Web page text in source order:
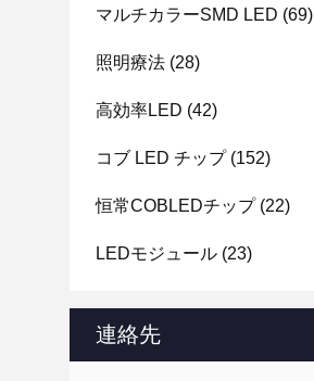
マルチカラーSMD LED (69)
照明療法 (28)
高効率LED (42)
コブ LED チップ(152)
恒常COBLEDチップ(22)
LEDモジュール (23)
連絡先